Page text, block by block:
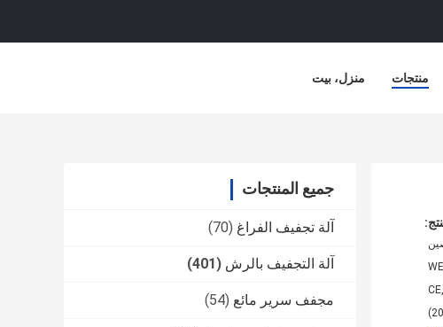
منزل، بيت منتجات
جميع المنتجات
آلة تجفيف الفراغ (70)
آلة التجفيف بالرش (401)
مجفف سرير مائع (54)